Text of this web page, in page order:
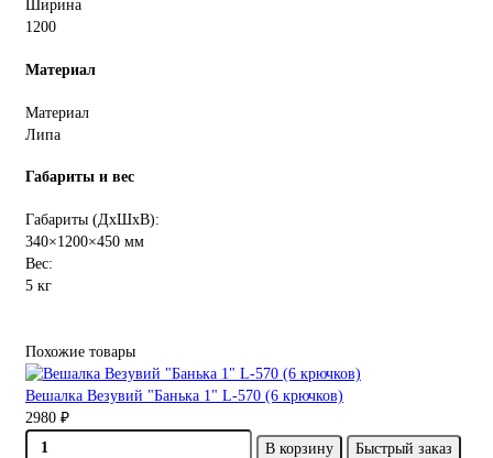
Ширина
1200
Материал
Материал
Липа
Габариты и вес
Габариты (ДхШхВ):
340×1200×450 мм
Вес:
5 кг
Похожие товары
Вешалка Везувий "Банька 1" L-570 (6 крючков)
2980 ₽
В корзину
Быстрый заказ